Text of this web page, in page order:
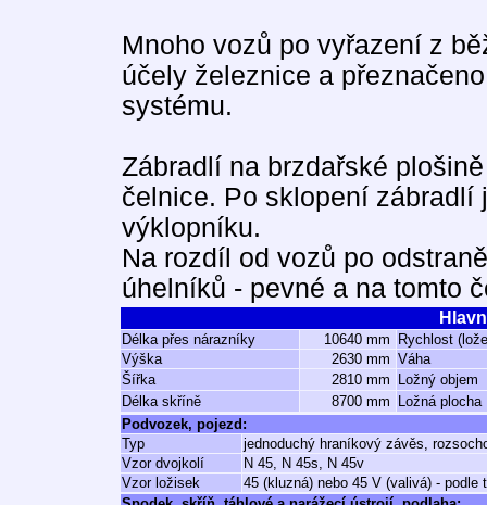
Mnoho vozů po vyřazení z
účely železnice a
systému.
Zábradlí na brzdařské
čelnice. Po sklopení
výklopníku.
Na rozdíl od vozů po
úhelníků - pevné a na tomto
Délka přes nárazníky 10640 mm
Rychlost
Výška
2630 mm Váha
Šířka
2810 mm
Ložný objem
Délka skříně
8700 mm
Ložná plocha
Podvozek, pojezd:
Typ
jednoduchý hraníkový závěs,
Vzor dvojkolí
N 45, N 45s, N 45v
Vzor ložisek
45 (kluzná) nebo 45 V (valivá) - podle